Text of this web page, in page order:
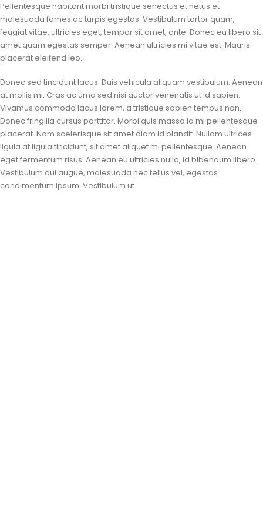
Pellentesque habitant morbi tristique senectus et netus et
malesuada fames ac turpis egestas. Vestibulum tortor quam,
feugiat vitae, ultricies eget, tempor sit amet, ante. Donec eu libero sit
amet quam egestas semper. Aenean ultricies mi vitae est. Mauris
placerat eleifend leo.
Donec sed tincidunt lacus. Duis vehicula aliquam vestibulum. Aenean
at mollis mi. Cras ac urna sed nisi auctor venenatis ut id sapien.
Vivamus commodo lacus lorem, a tristique sapien tempus non.
Donec fringilla cursus porttitor. Morbi quis massa id mi pellentesque
placerat. Nam scelerisque sit amet diam id blandit. Nullam ultrices
ligula at ligula tincidunt, sit amet aliquet mi pellentesque. Aenean
eget fermentum risus. Aenean eu ultricies nulla, id bibendum libero.
Vestibulum dui augue, malesuada nec tellus vel, egestas
condimentum ipsum. Vestibulum ut.